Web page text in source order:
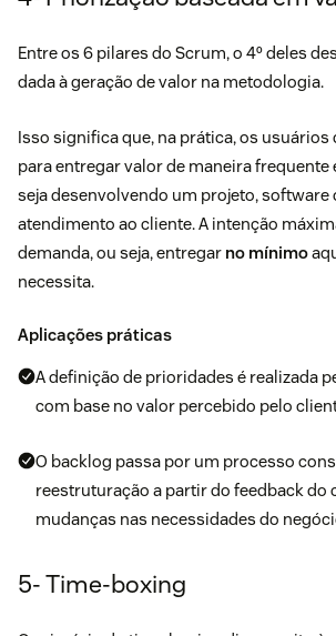
Entre os 6 pilares do Scrum, o 4º deles
dada à geração de valor na metodologia.
Isso significa que, na prática, os
para entregar valor de maneira frequente
seja desenvolvendo um projeto, software
atendimento ao cliente. A intenção
demanda, ou seja, entregar no mínimo
necessita.
Aplicações práticas
A definição de prioridades é realizada
com base no valor percebido pelo
O backlog passa por um processo
reestruturação a partir do feedback do
mudanças nas necessidades do
5- Time-boxing